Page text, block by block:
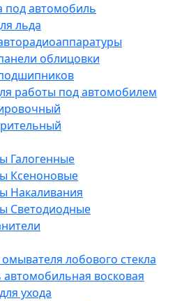
под автомобиль
льда
облицовки
работы под автомобилем
Галогенные
Ксеноновые
Накаливания
Светодиодные
лобового стекла
восковая
ухода